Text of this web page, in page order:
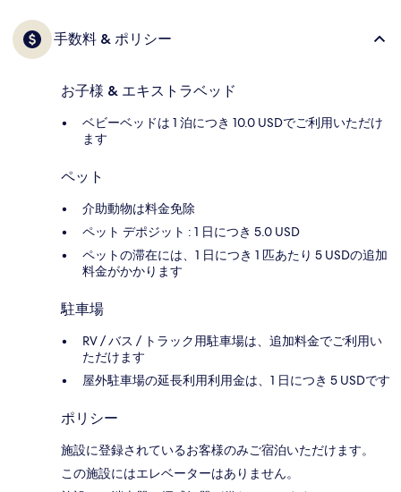
手数料 & ポリシー
お子様 & エキストラベッド
ベビーベッドは 1 泊につき 10.0 USDでご利用いただけ
ます
ペット
介助動物は料金免除
ペット デポジット : 1 日につき 5.0 USD
ペットの滞在には、1 日につき 1 匹あたり 5 USDの追加
料金がかかります
駐車場
RV / バス / トラック用駐車場は、追加料金でご利用い
ただけます
屋外駐車場の延長利用利用金は、1 日につき 5 USDです
ポリシー
施設に登録されているお客様のみご宿泊いただけます。
この施設にはエレベーターはありません。